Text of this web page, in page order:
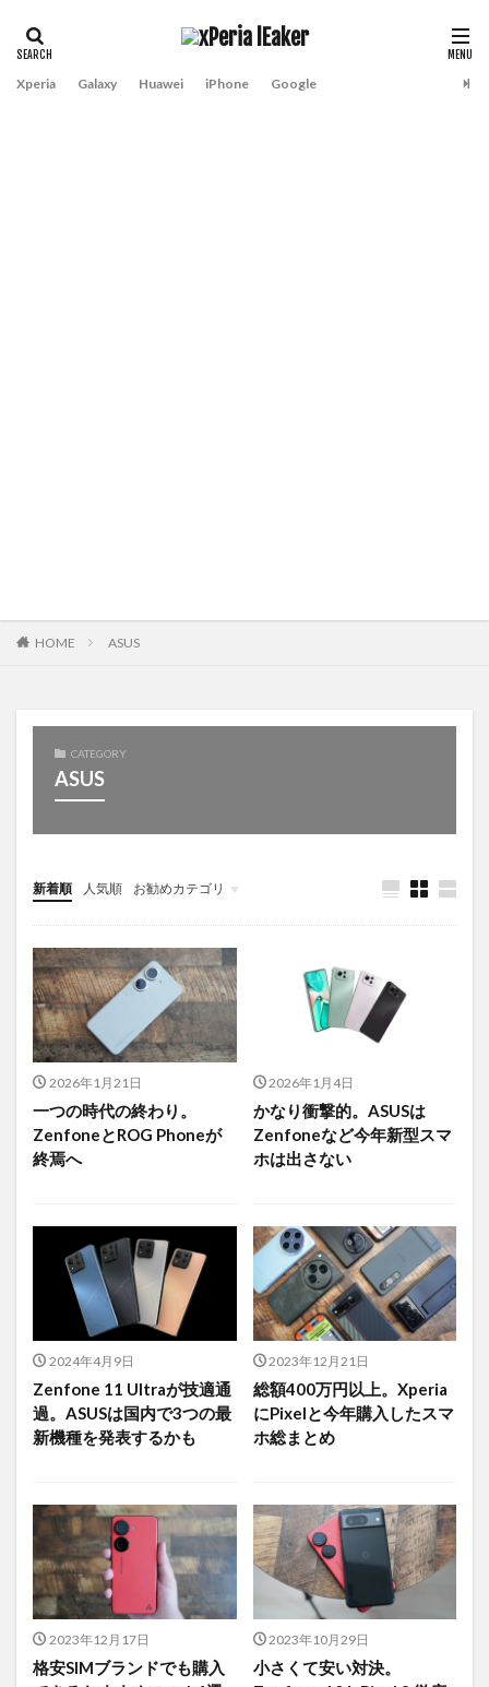
Xperia Galaxy Huawei iPhone Google
HOME ASUS
CATEGORY
ASUS
新着順 人気順 お勧めカテゴリ
未分類
2026年1月21日
一つの時代の終わり。
ZenfoneとROG Phoneが
終焉へ
2026年1月4日
かなり衝撃的。ASUSは
Zenfoneなど今年新型スマ
ホは出さない
2024年4月9日
Zenfone 11 Ultraが技適通
過。ASUSは国内で3つの最
新機種を発表するかも
2023年12月21日
総額400万円以上。Xperia
にPixelと今年購入したスマ
ホ総まとめ
2023年12月17日
格安SIMブランドでも購入
2023年10月29日
小さくて安い対決。